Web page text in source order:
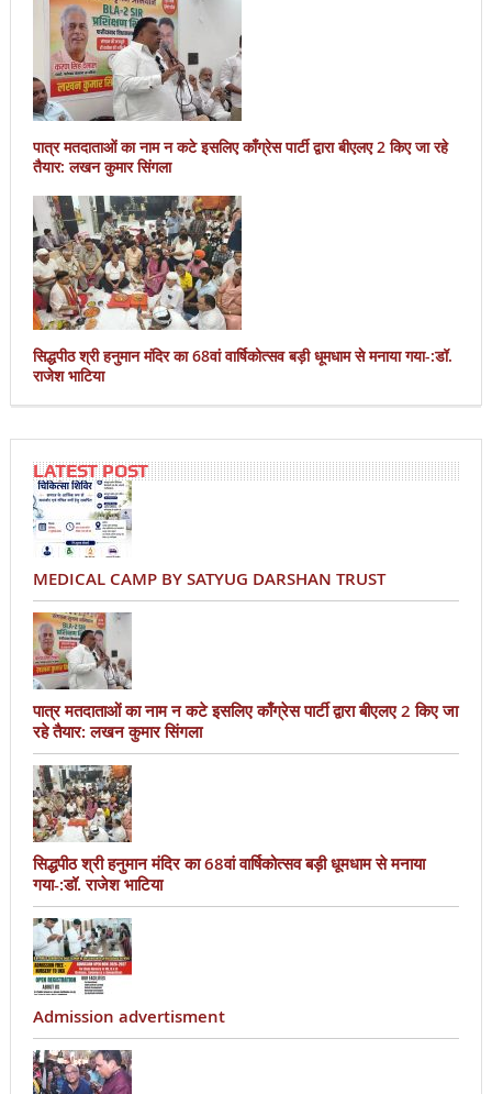
पात्र मतदाताओं का नाम न कटे इसलिए काँग्रेस पार्टी द्वारा बीएलए 2 किए जा रहे
तैयार: लखन कुमार सिंगला
सिद्धपीठ श्री हनुमान मंदिर का 68वां वार्षिकोत्सव बड़ी धूमधाम से मनाया गया-:डॉ.
राजेश भाटिया
LATEST POST
MEDICAL CAMP BY SATYUG DARSHAN TRUST
पात्र मतदाताओं का नाम न कटे इसलिए काँग्रेस पार्टी द्वारा बीएलए 2 किए जा
रहे तैयार: लखन कुमार सिंगला
सिद्धपीठ श्री हनुमान मंदिर का 68वां वार्षिकोत्सव बड़ी धूमधाम से मनाया
गया-:डॉ. राजेश भाटिया
Admission advertisment